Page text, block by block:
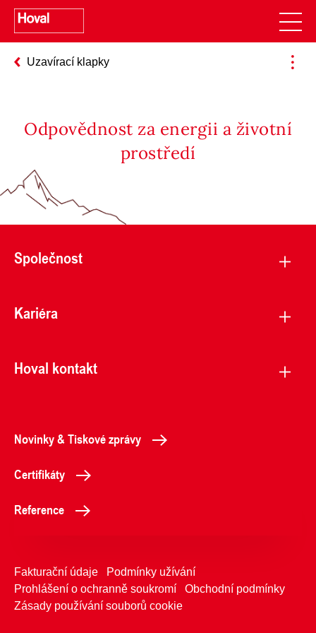
Uzavírací klapky
Odpovědnost za energii a životní
prostředí
Společnost
Kariéra
Hoval kontakt
Novinky & Tiskové zprávy
Certifikáty
Reference
Fakturační údaje
Podmínky užívání
Prohlášení o ochranně soukromí
Obchodní podmínky
Zásady používání souborů cookie